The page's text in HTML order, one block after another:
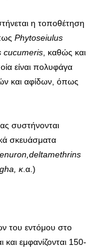
η τοποθέτηση
Phytoseiulus
cucumeris, καθώς και
είναι πολυφάγα
και αφίδων, όπως
συστήνονται
σκευάσματα
,deltamethrins
gha, κ.α.)
του εντόμου στο
εμφανίζονται 150-